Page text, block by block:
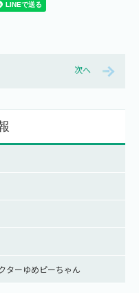
次へ
ターゆめピーちゃん